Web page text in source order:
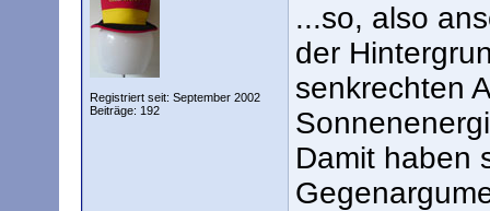
Registriert seit: September 2002
Beiträge: 192
...so, also
der
senkrechten
Damit haben